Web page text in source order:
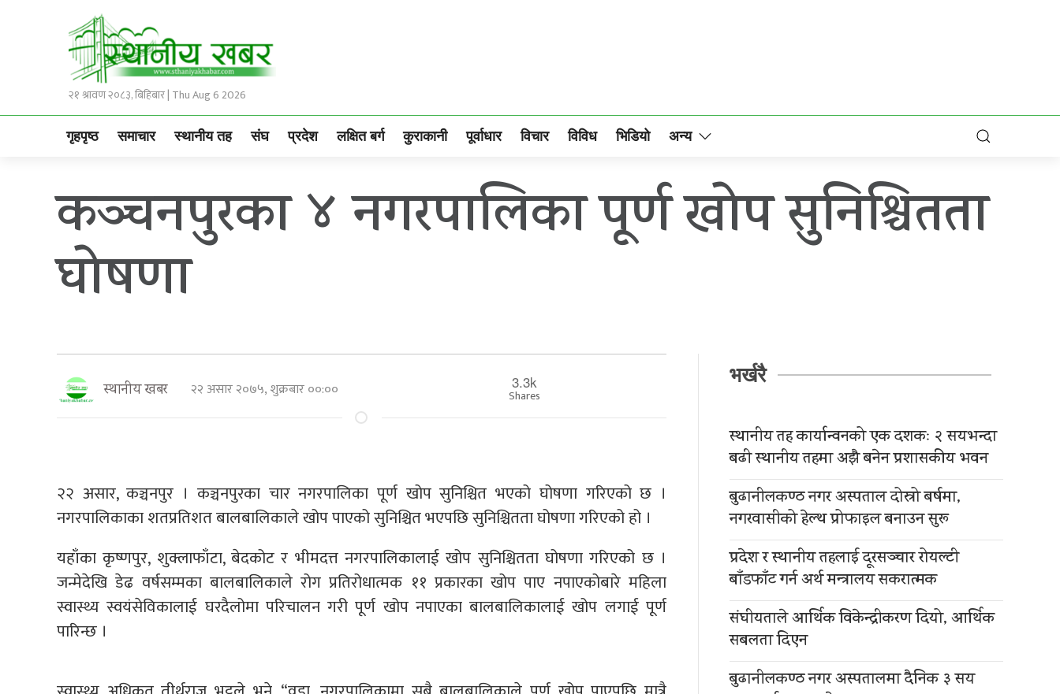
२१ श्रावण २०८३, बिहिबार | Thu Aug 6 2026
गृहपृष्ठ समाचार स्थानीय तह संघ प्रदेश लक्षित बर्ग कुराकानी पूर्वाधार विचार विविध भिडियो अन्य
कञ्चनपुरका ४ नगरपालिका पूर्ण खोप सुनिश्चितता
घोषणा
स्थानीय खबर २२ असार २०७५, शुक्रबार ००:०० 3.3k
Shares
२२ असार, कञ्चनपुर । कञ्चनपुरका चार नगरपालिका पूर्ण खोप सुनिश्चित भएको घोषणा गरिएको छ ।
नगरपालिकाका शतप्रतिशत बालबालिकाले खोप पाएको सुनिश्चित भएपछि सुनिश्चितता घोषणा गरिएको हो ।
यहाँका कृष्णपुर, शुक्लाफाँटा, बेदकोट र भीमदत्त नगरपालिकालाई खोप सुनिश्चितता घोषणा गरिएको छ ।
जन्मेदेखि डेढ वर्षसम्मका बालबालिकाले रोग प्रतिरोधात्मक ११ प्रकारका खोप पाए नपाएकोबारे महिला
स्वास्थ्य स्वयंसेविकालाई घरदैलोमा परिचालन गरी पूर्ण खोप नपाएका बालबालिकालाई खोप लगाई पूर्ण
पारिन्छ ।
भर्खरै
स्थानीय तह कार्यान्वनको एक दशकः २ सयभन्दा
बढी स्थानीय तहमा अझै बनेन प्रशासकीय भवन
बुढानीलकण्ठ नगर अस्पताल दोस्रो बर्षमा,
नगरवासीको हेल्थ प्रोफाइल बनाउन सुरू
प्रदेश र स्थानीय तहलाई दूरसञ्चार रोयल्टी
बाँडफाँट गर्न अर्थ मन्त्रालय सकरात्मक
संघीयताले आर्थिक विकेन्द्रीकरण दियो, आर्थिक
सबलता दिएन
बुढानीलकण्ठ नगर अस्पतालमा दैनिक ३ सय